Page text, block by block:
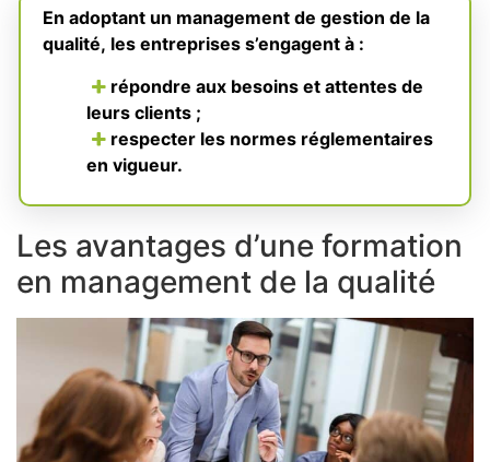
En adoptant un management de gestion de la
qualité, les entreprises s’engagent à :
répondre aux besoins et attentes de
leurs clients ;
respecter les normes réglementaires
en vigueur.
Les avantages d’une formation
en management de la qualité